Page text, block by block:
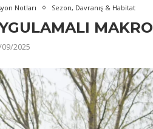
Notları Sezon, Davranış & Habitat
MAKRO
2025